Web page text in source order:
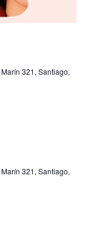
Marín 321, Santiago,
Marín 321, Santiago,